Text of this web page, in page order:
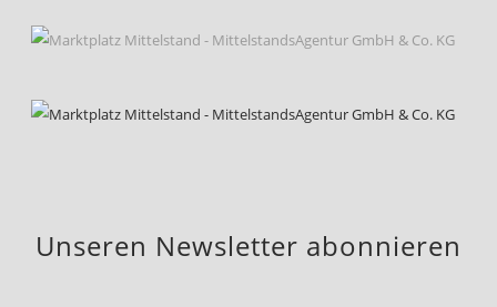
Unseren Newsletter abonnieren